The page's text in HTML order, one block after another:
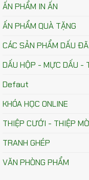
ẤN PHẨM IN ẤN
ẤN PHẨM QUÀ TẶNG
CÁC SẢN PHẨM DẤU
DẤU HỘP - MỰC DẤU -
Defaut
KHÓA HỌC ONLINE
THIỆP CƯỚI - THIỆP
TRANH GHÉP
VĂN PHÒNG PHẨM